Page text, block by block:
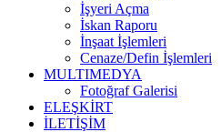
İşyeri Açma
İskan Raporu
İnşaat İşlemleri
Cenaze/Defin İşlemleri
MULTIMEDYA
Fotoğraf Galerisi
ELEŞKİRT
İLETİŞİM